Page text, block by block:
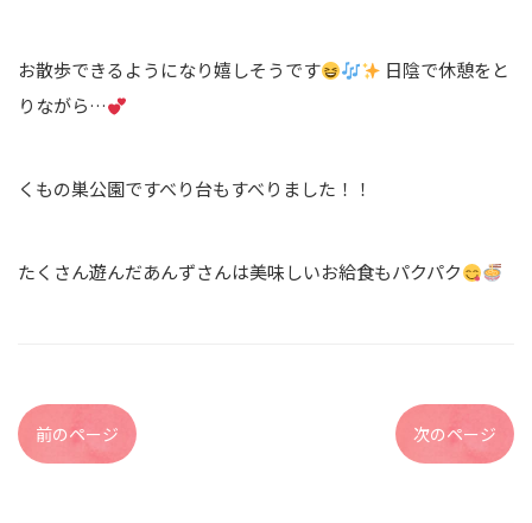
お散歩できるようになり嬉しそうです
日陰で休憩をと
りながら…
くもの巣公園ですべり台もすべりました！！
たくさん遊んだあんずさんは美味しいお給食もパクパク
前のページ 次のページ